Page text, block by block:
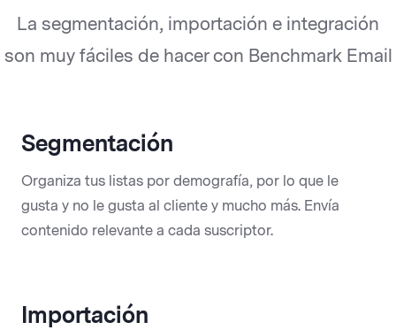
La segmentación, importación e integración
son muy fáciles de hacer con Benchmark Email
Segmentación
Organiza tus listas por demografía, por lo que le
gusta y no le gusta al cliente y mucho más. Envía
contenido relevante a cada suscriptor.
Importación